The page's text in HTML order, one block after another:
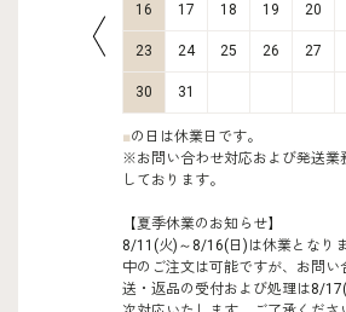
16 17 18 19 20
23 24 25 26 27
30 31
■の日は休業日です。
※お問い合わせ対応および発送業
しております。
【夏季休業のお知らせ】
8/11(火)～8/16(日)は休業となり
中のご注文は可能ですが、お問い
送・返品の受付および処理は8/